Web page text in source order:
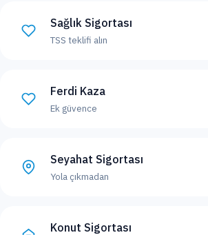
Sağlık Sigortası
TSS teklifi alın
Ferdi Kaza
Ek güvence
Seyahat Sigortası
Yola çıkmadan
Konut Sigortası